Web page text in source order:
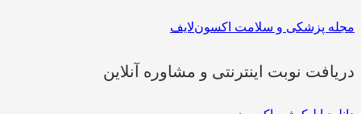
مجله پزشکی و سلامت اکسون‌لایف
دریافت نوبت اینترنتی و مشاوره آنلاین